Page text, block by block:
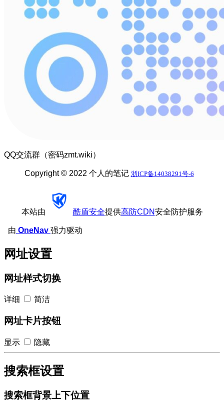
QQ交流群（密码zmt.wiki）
Copyright © 2022 个人的笔记 浙ICP备14038291号-6
本站由 酷盾安全提供高防CDN安全防护服务
由 OneNav 强力驱动
网址设置
网址样式切换
详细 简洁
网址卡片按钮
显示 隐藏
搜索框设置
搜索框背景上下位置